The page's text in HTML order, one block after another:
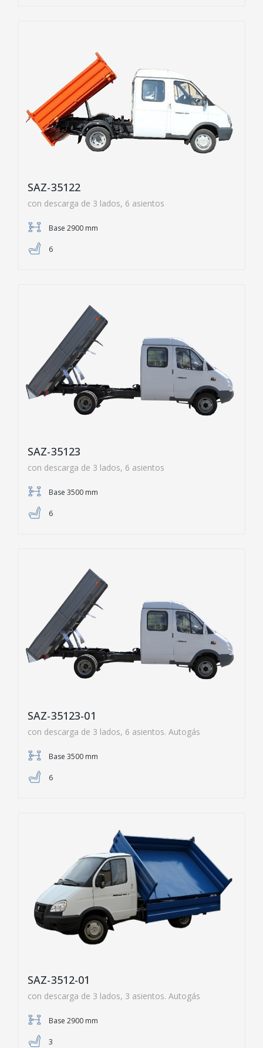
SAZ-35122
con descarga de 3 lados, 6 asientos
Base 2900 mm
6
SAZ-35123
con descarga de 3 lados, 6 asientos
Base 3500 mm
6
SAZ-35123-01
con descarga de 3 lados, 6 asientos. Autogás
Base 3500 mm
6
SAZ-3512-01
con descarga de 3 lados, 3 asientos. Autogás
Base 2900 mm
3